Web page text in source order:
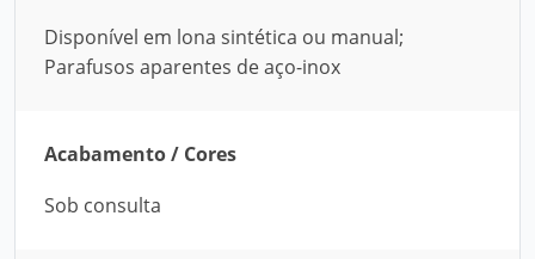
Disponível em lona sintética ou manual;
Parafusos aparentes de aço-inox
Acabamento / Cores
Sob consulta